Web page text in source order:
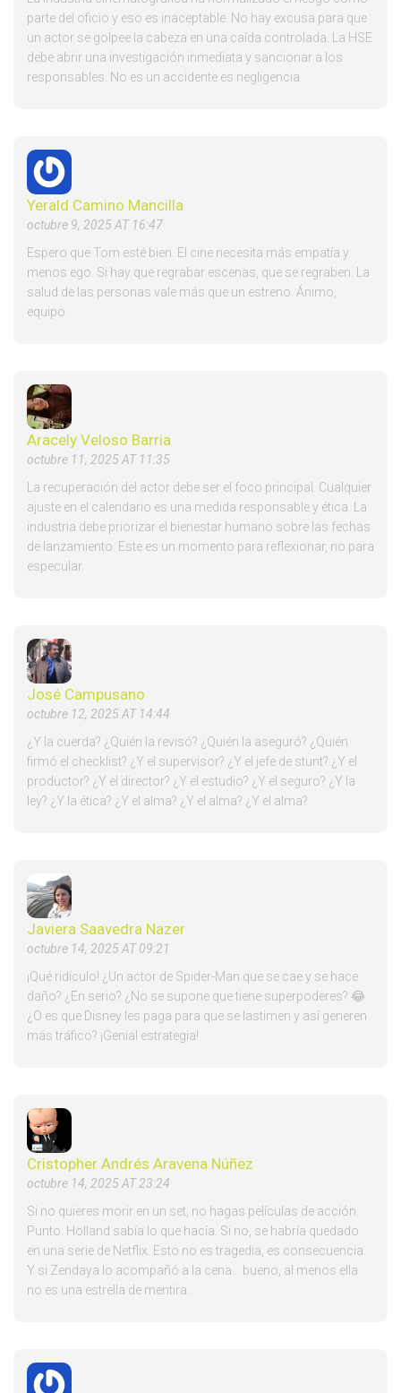
parte del oficio y eso es inaceptable. No hay excusa para que
un actor se golpee la cabeza en una caída controlada. La HSE
debe abrir una investigación inmediata y sancionar a los
responsables. No es un accidente es negligencia
Yerald Camino Mancilla
octubre 9, 2025 AT 16:47
Espero que Tom esté bien. El cine necesita más empatía y
menos ego. Si hay que regrabar escenas, que se regraben. La
salud de las personas vale más que un estreno. Ánimo,
equipo.
Aracely Veloso Barria
octubre 11, 2025 AT 11:35
La recuperación del actor debe ser el foco principal. Cualquier
ajuste en el calendario es una medida responsable y ética. La
industria debe priorizar el bienestar humano sobre las fechas
de lanzamiento. Este es un momento para reflexionar, no para
especular.
José Campusano
octubre 12, 2025 AT 14:44
¿Y la cuerda? ¿Quién la revisó? ¿Quién la aseguró? ¿Quién
firmó el checklist? ¿Y el supervisor? ¿Y el jefe de stunt? ¿Y el
productor? ¿Y el director? ¿Y el estudio? ¿Y el seguro? ¿Y la
ley? ¿Y la ética? ¿Y el alma? ¿Y el alma? ¿Y el alma?
Javiera Saavedra Nazer
octubre 14, 2025 AT 09:21
¡Qué ridículo! ¿Un actor de Spider-Man que se cae y se hace
daño? ¿En serio? ¿No se supone que tiene superpoderes? 😂
¿O es que Disney les paga para que se lastimen y así generen
más tráfico? ¡Genial estrategia!
Cristopher Andrés Aravena Núñez
octubre 14, 2025 AT 23:24
Si no quieres morir en un set, no hagas películas de acción.
Punto. Holland sabía lo que hacía. Si no, se habría quedado
en una serie de Netflix. Esto no es tragedia, es consecuencia.
Y si Zendaya lo acompañó a la cena… bueno, al menos ella
no es una estrella de mentira.